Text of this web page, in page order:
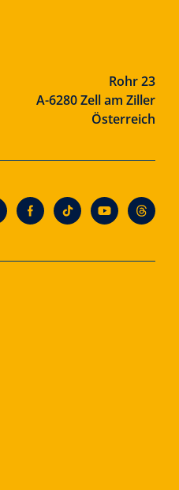
Rohr 23
A-6280 Zell am Ziller
Österreich